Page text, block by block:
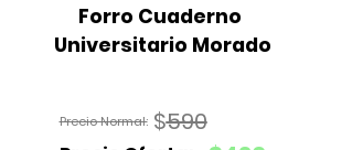
Forro Cuaderno
Universitario Morado
$590